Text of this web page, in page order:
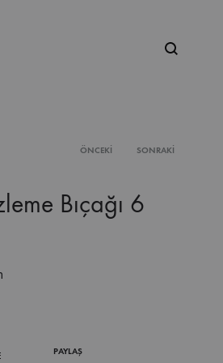
Ne
navigation
ÖNCEKI SONRAKI
Bıçağı 6
PAYLAŞ